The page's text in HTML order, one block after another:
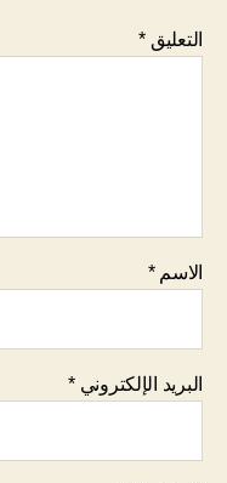
التعليق *
الاسم*
البريد الإلكتروني*